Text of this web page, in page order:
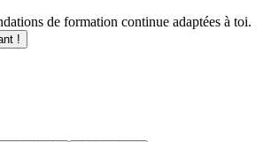
de formation continue adaptées à toi.
!